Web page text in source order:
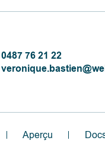
0487 76 21 22
Aperçu